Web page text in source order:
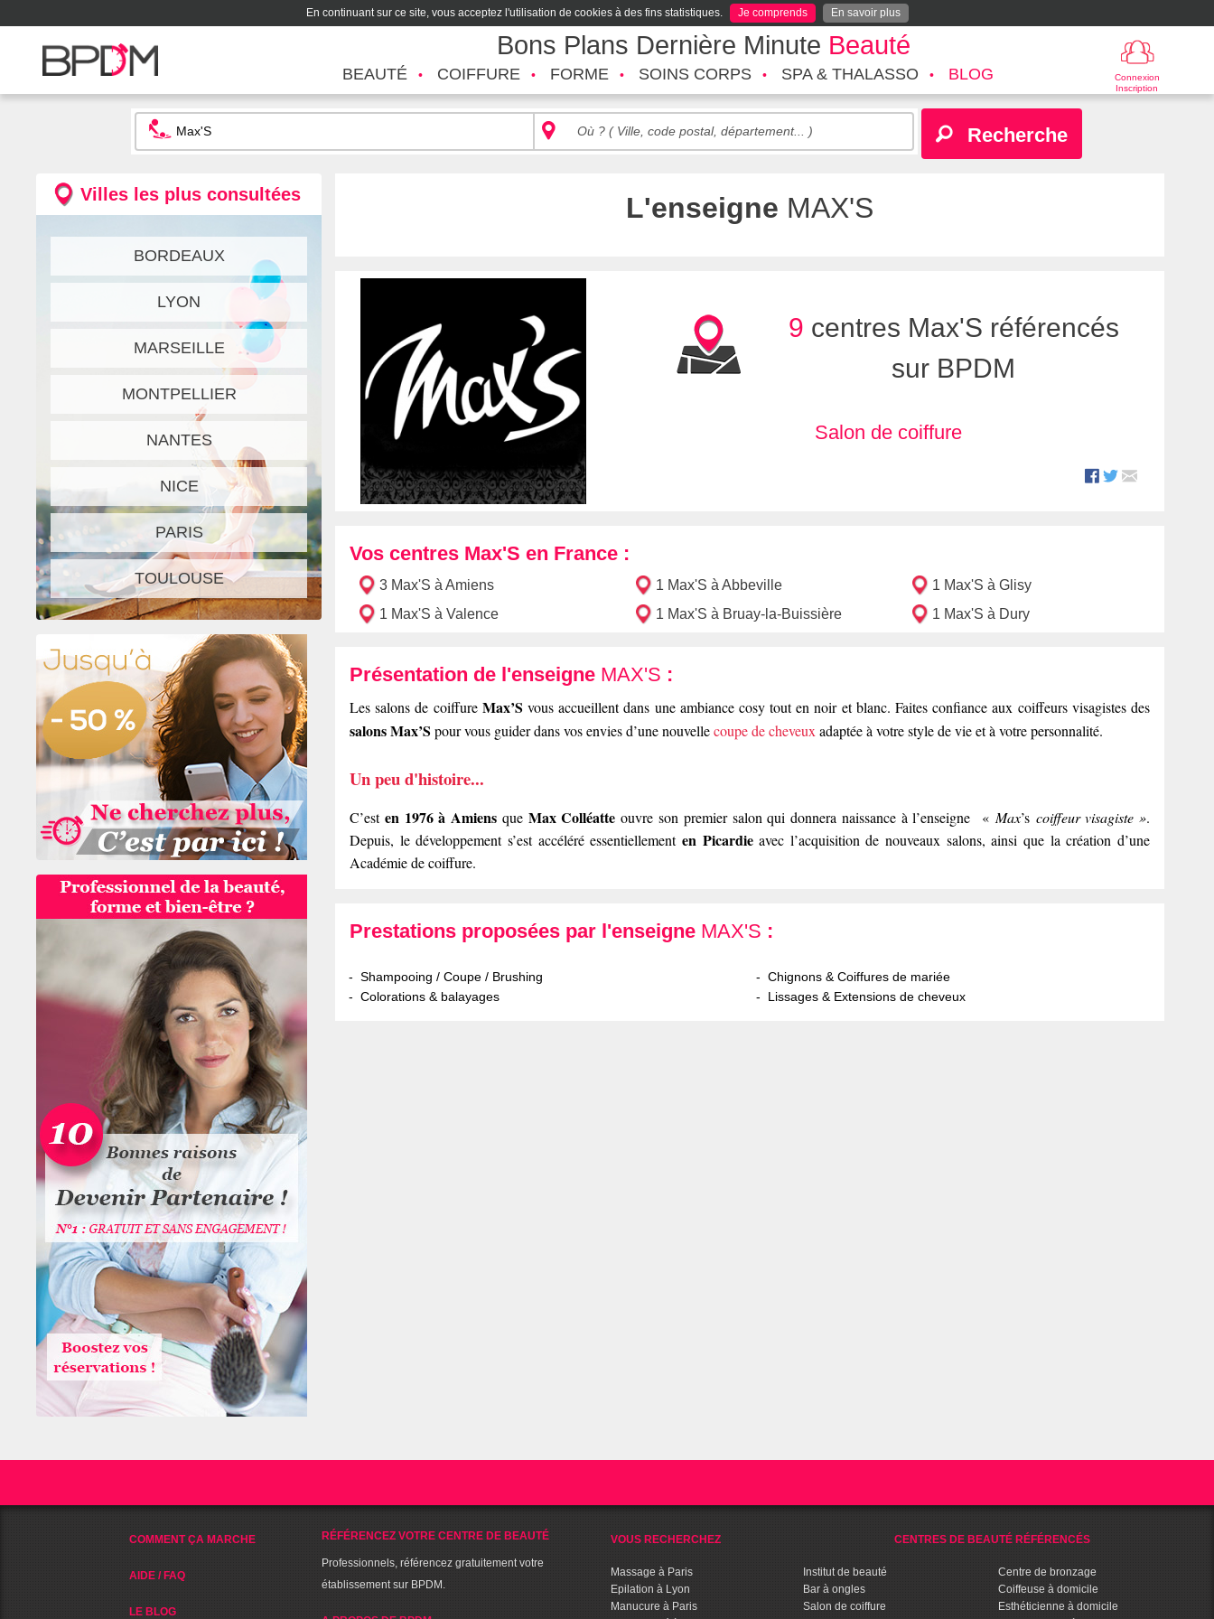
En continuant sur ce site, vous acceptez l'utilisation de cookies à des fins statistiques. Je comprends En savoir plus
Bons Plans Dernière Minute Beauté
Connexion
Inscription
BEAUTÉ COIFFURE FORME SOINS CORPS SPA & THALASSO BLOG
Recherche
Villes les plus consultées
BORDEAUX
LYON
MARSEILLE
MONTPELLIER
NANTES
NICE
PARIS
TOULOUSE
L'enseigne MAX'S
9 centres Max'S référencés
sur BPDM
Salon de coiffure
Vos centres Max'S en France :
3 Max'S à Amiens 1 Max'S à Abbeville
1 Max'S à Glisy
1 Max'S à Valence
1 Max'S à Bruay-la-Buissière 1 Max'S à Dury
Présentation de l'enseigne MAX'S :
Les salons de coiffure Max’S vous accueillent dans une ambiance cosy tout en noir et blanc. Faites confiance aux coiffeurs visagistes des
salons Max’S pour vous guider dans vos envies d’une nouvellecoupe de cheveux adaptée à votre style de vie et à votre personnalité.
Un peu d'histoire...
C’est en 1976 à Amiens que Max Colléatte ouvre son premier salon qui donnera naissance à l’enseigne « Max’s coiffeur visagiste ».
Depuis, le développement s’est accéléré essentiellement en Picardieavec l’acquisition de nouveaux salons, ainsi que la création d’une
Académie de coiffure.
Prestations proposées par l'enseigne MAX'S :
Shampooing / Coupe / Brushing
Colorations & balayages
Chignons & Coiffures de mariée
Lissages & Extensions de cheveux
COMMENT ÇA MARCHE
AIDE / FAQ
LE BLOG
RÉFÉRENCEZ VOTRE CENTRE DE BEAUTÉ
Professionnels, référencez gratuitement votre
établissement sur BPDM.
VOUS RECHERCHEZ
Massage à Paris
Epilation à Lyon
Manucure à Paris
CENTRES DE BEAUTÉ RÉFÉRENCÉS
Institut de beauté
Bar à ongles
Salon de coiffure
Centre de bronzage
Coiffeuse à domicile
Esthéticienne à domicile